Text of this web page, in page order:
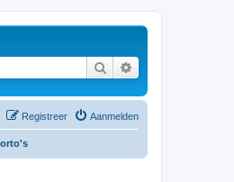
Zoek
Aanmelden
Registreer